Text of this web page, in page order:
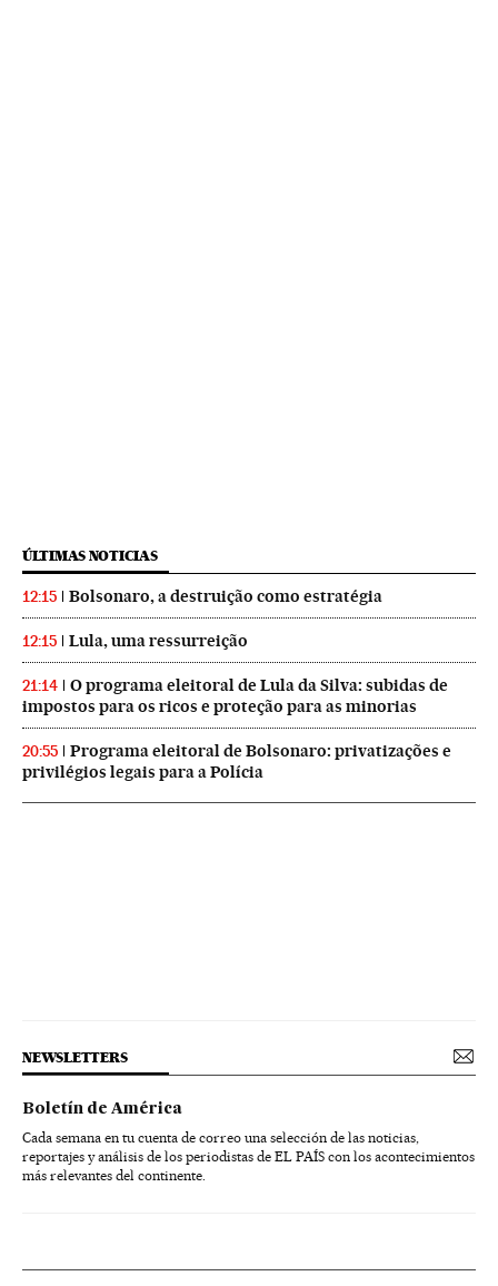
ÚLTIMAS NOTICIAS
12:15 Bolsonaro, a destruição como estratégia
12:15 Lula, uma ressurreição
21:14
O programa eleitoral de Lula da Silva: subidas de
impostos para os ricos e proteção para as minorias
20:55
Programa eleitoral de Bolsonaro: privatizações e
privilégios legais para a Polícia
NEWSLETTERS
Boletín de América
Cada semana en tu cuenta de correo una selección de las noticias,
reportajes y análisis de los periodistas de EL PAÍS con los acontecimientos
más relevantes del continente.